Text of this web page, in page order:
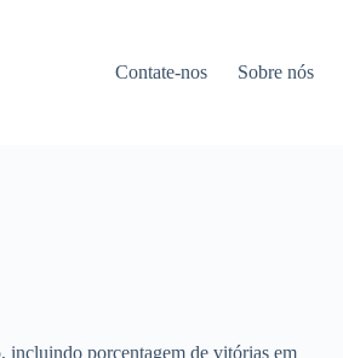
Contate-nos Sobre nós
incluindo porcentagem de vitórias em